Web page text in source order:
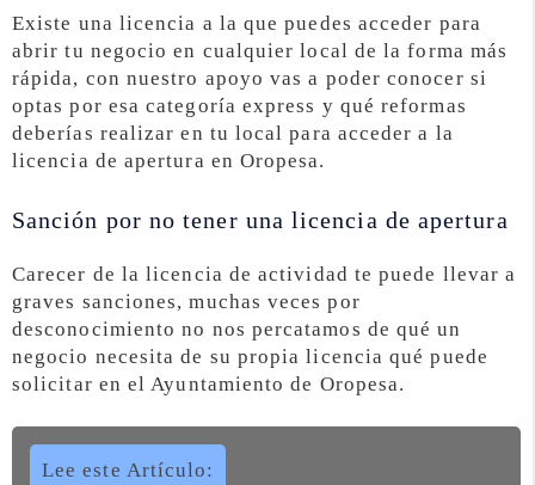
Existe una licencia a la que puedes acceder para
abrir tu negocio en cualquier local de la forma más
rápida, con nuestro apoyo vas a poder conocer si
optas por esa categoría express y qué reformas
deberías realizar en tu local para acceder a la
licencia de apertura en Oropesa.
Sanción por no tener una licencia de apertura
Carecer de la licencia de actividad te puede llevar a
graves sanciones, muchas veces por
desconocimiento no nos percatamos de qué un
negocio necesita de su propia licencia qué puede
solicitar en el Ayuntamiento de Oropesa.
Lee este Artículo: